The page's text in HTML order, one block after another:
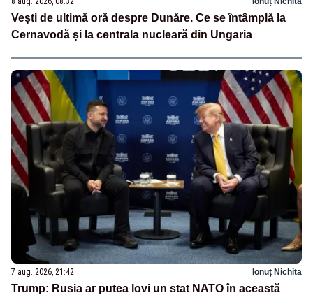
Vești de ultimă oră despre Dunăre. Ce se întâmplă la
Cernavodă și la centrala nucleară din Ungaria
7 aug. 2026, 21:42 Ionuț Nichita
Trump: Rusia ar putea lovi un stat NATO în această